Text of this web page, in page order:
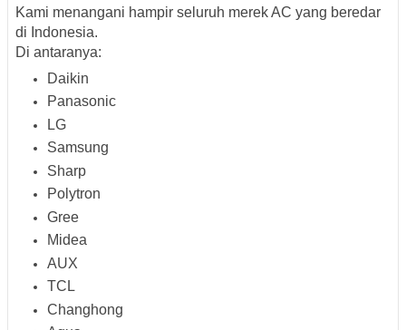
Kami menangani hampir seluruh merek AC yang beredar
di Indonesia.
Di antaranya:
Daikin
Panasonic
LG
Samsung
Sharp
Polytron
Gree
Midea
AUX
TCL
Changhong